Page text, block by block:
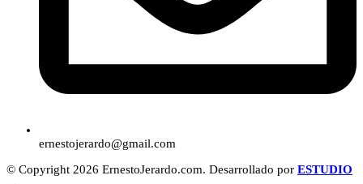
ernestojerardo@gmail.com
© Copyright 2026 ErnestoJerardo.com. Desarrollado por ESTUDIO